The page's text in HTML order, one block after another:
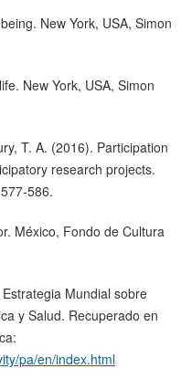
New York, USA, Simon
New York, USA, Simon
T. A. (2016). Participation
research projects.
586.
México, Fondo de Cultura
Mundial sobre
y Salud. Recuperado en
pa/en/index.html